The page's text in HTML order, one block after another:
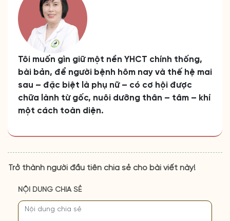
Tôi muốn gìn giữ một nền YHCT chính thống,
bài bản, để người bệnh hôm nay và thế hệ mai
sau – đặc biệt là phụ nữ – có cơ hội được
chữa lành từ gốc, nuôi dưỡng thân – tâm – khí
một cách toàn diện.
Trở thành người đầu tiên chia sẻ cho bài viết này!
NỘI DUNG CHIA SẺ